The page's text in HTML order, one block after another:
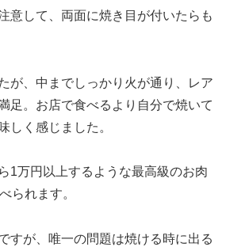
意して、両面に焼き目が付いたらも
が、中までしっかり火が通り、レア
足。お店で食べるより自分で焼いて
しく感じました。
1万円以上するような最高級のお肉
られます。
すが、唯一の問題は焼ける時に出る